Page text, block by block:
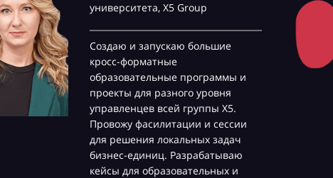
университета, Х5 Group
Создаю и запускаю большие
кросс-форматные
образовательные программы и
проекты для разного уровня
управленцев всей группы Х5.
Провожу фасилитации и сессии
для решения локальных задач
бизнес-единиц. Разрабатываю
кейсы для образовательных и